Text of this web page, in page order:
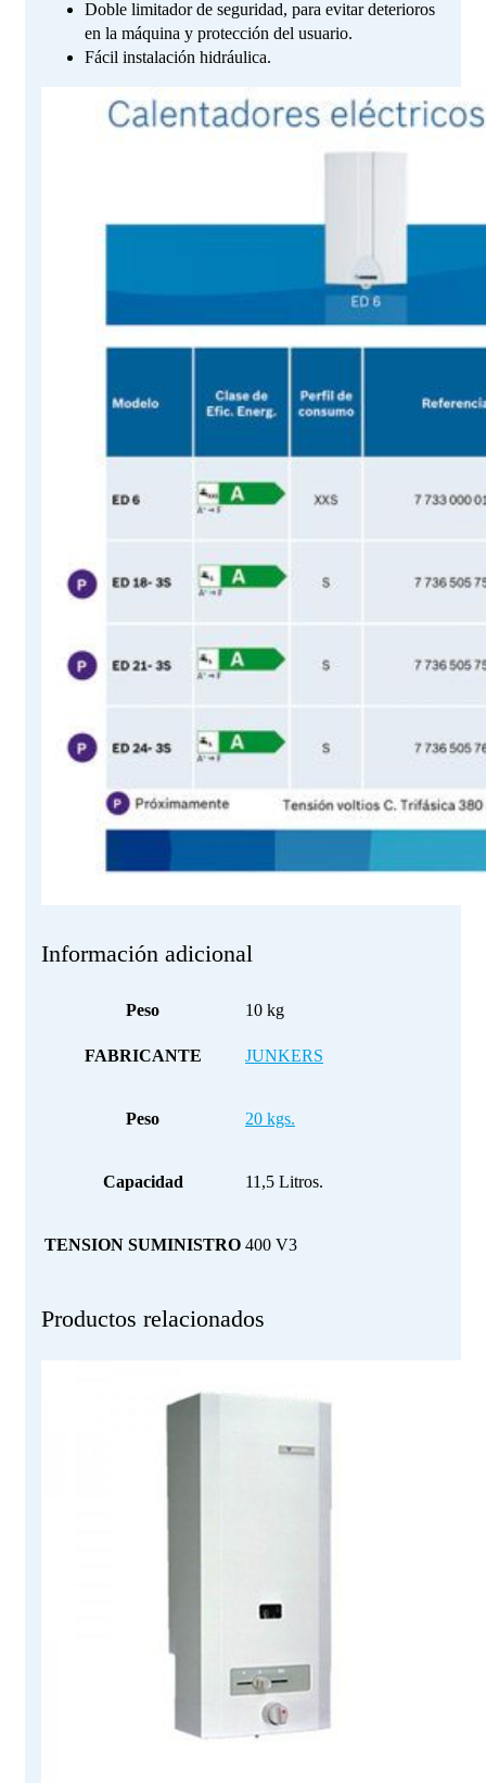
Doble limitador de seguridad, para evitar deterioros
en la máquina y protección del usuario.
Fácil instalación hidráulica.
Información adicional
Peso 10 kg
FABRICANTE JUNKERS
Peso 20 kgs.
Capacidad 11,5 Litros.
TENSION SUMINISTRO 400 V3
Productos relacionados